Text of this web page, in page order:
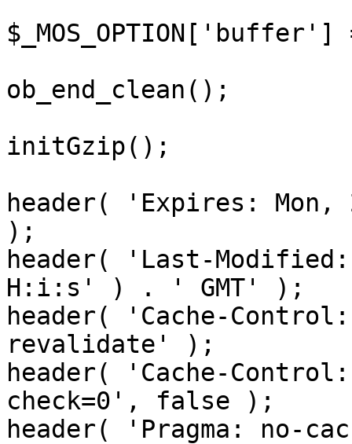
ob_end_clean();
initGzip();
header( 'Expires: Mon,
);
header( 'Last-
H:i:s' ) . ' GMT' );
header( 'Cache-
revalidate' );
header( 'Cache-
check=0', false );
header( 'Pragma: no-